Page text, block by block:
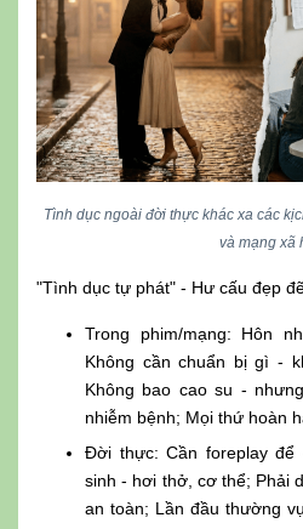
Tình dục ngoài đời thực khác xa các
và mạng xã
"Tình dục tự phát" - Hư cấu đẹp
Trong phim/mạng: Hôn
Không cần chuẩn bị gì -
Không bao cao su -
nhiễm bệnh; Mọi thứ hoàn
Đời thực: Cần foreplay
sinh - hơi thở, cơ thể; Phải
an toàn; Lần đầu thường